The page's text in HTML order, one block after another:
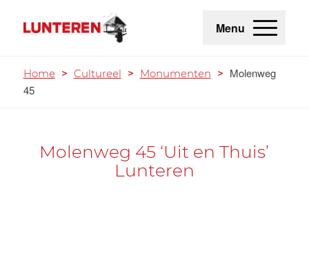
Menu
Home > Cultureel > Monumenten > Molenweg
45
Molenweg 45 ‘Uit en Thuis’
Lunteren